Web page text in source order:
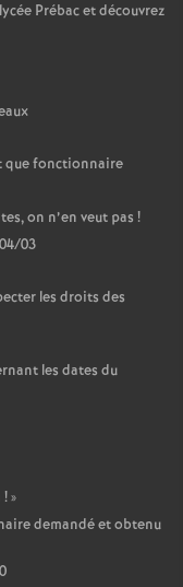
Prébac et découvrez
que fonctionnaire
on n’en veut pas !
03
les droits des
les dates du
!»
demandé et obtenu